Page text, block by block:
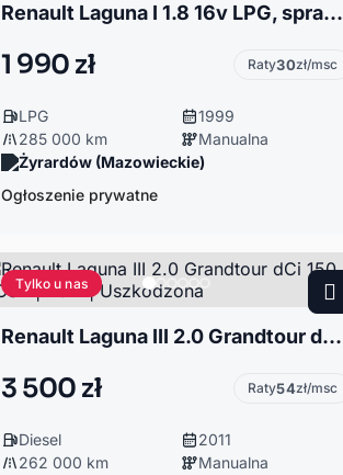
Renault Laguna I 1.8 16v LPG, sprawna klima
1 990 zł Raty30zł/msc
LPG
1999
285 000 km
Manualna
Żyrardów (Mazowieckie)
Ogłoszenie prywatne
Tylko u nas
Renault Laguna III 2.0 Grandtour dCi 150 KM BOSE | 2011 | Uszkodzona
3 500 zł Raty54zł/msc
Diesel
2011
262 000 km
Manualna